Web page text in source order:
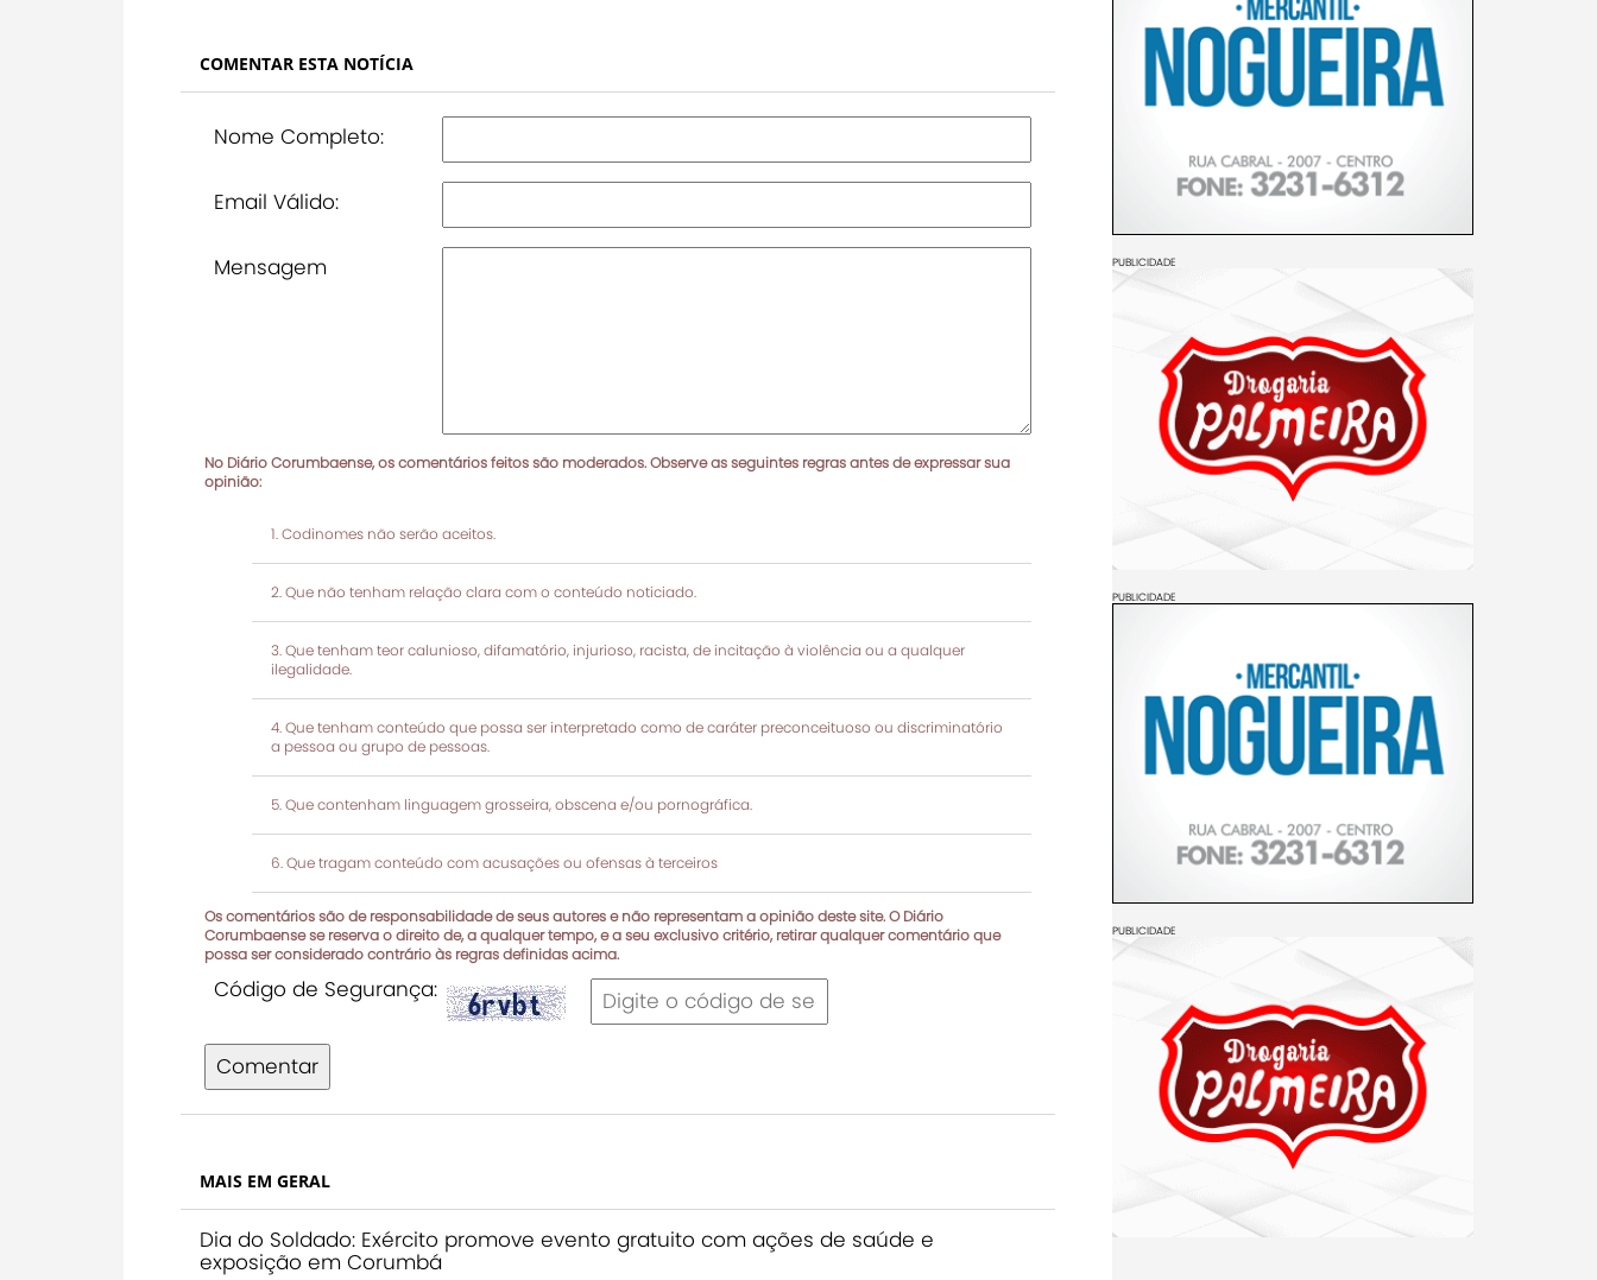
COMENTAR ESTA NOTÍCIA
Nome Completo:
Email Válido:
Mensagem
No Diário Corumbaense, os comentários feitos são moderados. Observe as seguintes regras antes de expressar sua
opinião:
Codinomes não serão aceitos.
Que não tenham relação clara com o conteúdo noticiado.
Que tenham teor calunioso, difamatório, injurioso, racista, de incitação à violência ou a qualquer
ilegalidade.
Que tenham conteúdo que possa ser interpretado como de caráter preconceituoso ou discriminatório
a pessoa ou grupo de pessoas.
Que contenham linguagem grosseira, obscena e/ou pornográfica.
Que tragam conteúdo com acusações ou ofensas à terceiros
Os comentários são de responsabilidade de seus autores e não representam a opinião deste site. O Diário
Corumbaense se reserva o direito de, a qualquer tempo, e a seu exclusivo critério, retirar qualquer comentário que
possa ser considerado contrário às regras definidas acima.
Código de Segurança:
Comentar
MAIS EM GERAL
Dia do Soldado: Exército promove evento gratuito com ações de saúde e
exposição em Corumbá
PUBLICIDADE
PUBLICIDADE
PUBLICIDADE